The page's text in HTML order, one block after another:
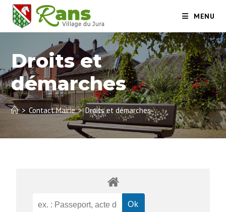
MENU
Droits et
démarches
> Contact Mairie > Droits et démarches